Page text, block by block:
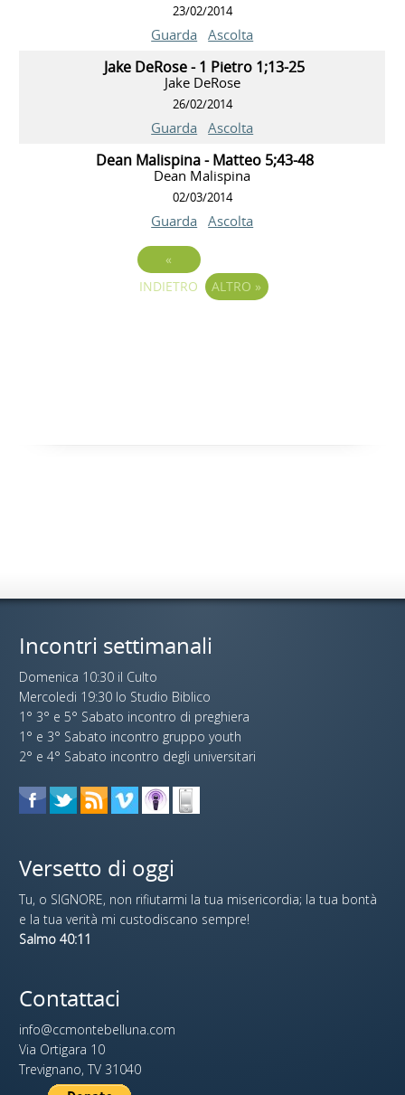
23/02/2014
Guarda Ascolta
Jake DeRose - 1 Pietro 1;13-25
Jake DeRose
26/02/2014
Guarda Ascolta
Dean Malispina - Matteo 5;43-48
Dean Malispina
02/03/2014
Guarda Ascolta
«
INDIETRO
ALTRO »
Incontri settimanali
Domenica 10:30 il Culto
Mercoledi 19:30 lo Studio Biblico
1° 3° e 5° Sabato incontro di preghiera
1° e 3° Sabato incontro gruppo youth
2° e 4° Sabato incontro degli universitari
Versetto di oggi
Tu, o SIGNORE, non rifiutarmi la tua misericordia; la tua bontà
e la tua verità mi custodiscano sempre!
Salmo 40:11
Contattaci
info@ccmontebelluna.com
Via Ortigara 10
Trevignano, TV 31040